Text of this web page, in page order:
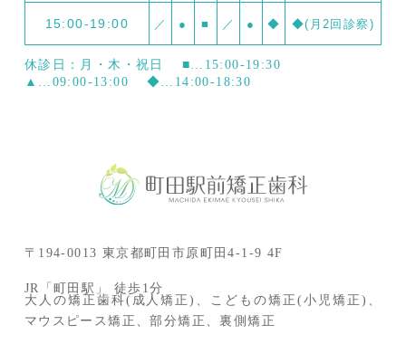
15:00-19:00 ／ ● ■ ／ ● ◆ ◆(月2回診察)
休診日：月・木・祝日
■…15:00-19:30
▲…09:00-13:00
◆…14:00-18:30
〒194-0013 東京都町田市原町田4-1-9 4F
JR「町田駅」 徒歩1分
大人の矯正歯科(成人矯正)、こどもの矯正(小児矯正)、
マウスピース矯正、部分矯正、裏側矯正